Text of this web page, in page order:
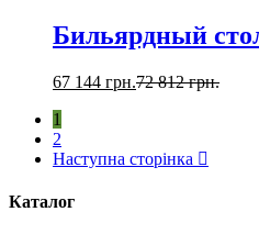
Бильярдный
67 144 грн.72 812грн.
1
2
Наступна сторінка
Каталог